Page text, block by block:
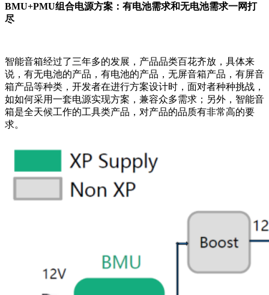
BMU+PMU组合电源方案：有电池需求和无电池需求一网打
尽
智能音箱经过了三年多的发展，产品品类百花齐放，具体来
说，有无电池的产品，有电池的产品，无屏音箱产品，有屏音
箱产品等种类，开发者在进行方案设计时，面对者种种挑战，
如如何采用一套电源实现方案，兼容众多需求；另外，智能音
箱是全天候工作的工具类产品，对产品的品质有非常高的要
求。